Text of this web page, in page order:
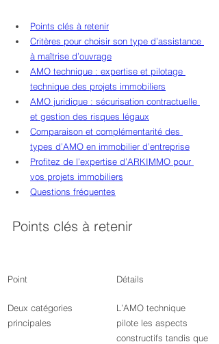
Points clés à retenir
Critères pour choisir son type d’assistance
à maîtrise d’ouvrage
AMO technique : expertise et pilotage
technique des projets immobiliers
AMO juridique : sécurisation contractuelle
et gestion des risques légaux
Comparaison et complémentarité des
types d’AMO en immobilier d’entreprise
Profitez de l’expertise d’ARKIMMO pour
vos projets immobiliers
Questions fréquentes
Points clés à retenir
Point Détails
Deux catégories
principales
L’AMO technique
pilote les aspects
constructifs tandis que